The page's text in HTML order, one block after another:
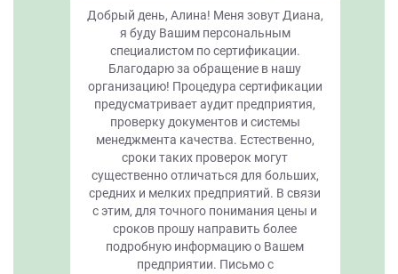
Добрый день, Алина! Меня зовут Диана,
я буду Вашим персональным
специалистом по сертификации.
Благодарю за обращение в нашу
организацию! Процедура сертификации
предусматривает аудит предприятия,
проверку документов и системы
менеджмента качества. Естественно,
сроки таких проверок могут
существенно отличаться для больших,
средних и мелких предприятий. В связи
с этим, для точного понимания цены и
сроков прошу направить более
подробную информацию о Вашем
предприятии. Письмо с